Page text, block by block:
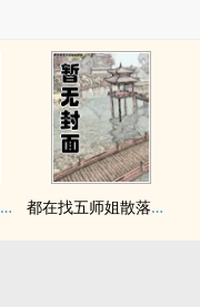
禁止吸血鬼发情（姐狗高H 1v1） 都在找五师姐散落的法宝